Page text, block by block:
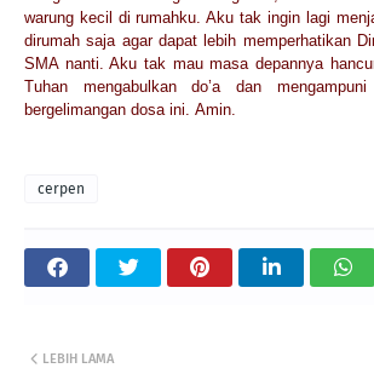
warung kecil di rumahku. Aku tak ingin lagi
dirumah saja agar dapat lebih memperhatikan
SMA nanti. Aku tak mau masa depannya
Tuhan mengabulkan do’a dan
bergelimangan dosa ini. Amin.
cerpen
LEBIH LAMA